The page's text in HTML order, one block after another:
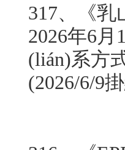
317、 《乳
2026年6
(lián)系方
(2026/6/9